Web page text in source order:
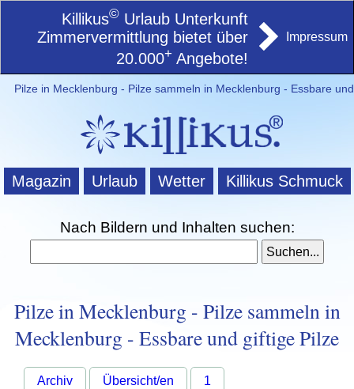
Killikus© Urlaub Unterkunft
Zimmervermittlung bietet über
20.000+ Angebote!
Impressum
Pilze in Mecklenburg - Pilze sammeln in Mecklenburg - Essbare
Magazin Urlaub Wetter Killikus Schmuck
Nach Bildern und Inhalten suchen:
Pilze in Mecklenburg - Pilze sammeln in
Mecklenburg - Essbare und giftige Pilze
Archiv Übersicht/en 1